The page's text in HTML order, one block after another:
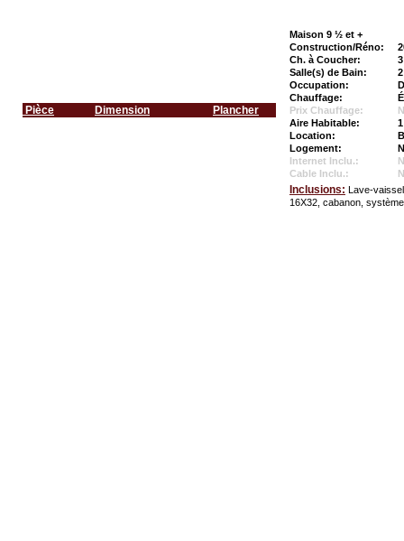
Pièce Dimension Plancher
Maison 9 ½ et +
Construction/Réno:
Ch. à Coucher:
3
Salle(s) de Bain:
2
Occupation:
Chauffage:
Prix Chauffage:
Aire Habitable:
Location:
Logement:
Internet Inclu.:
Cable Inclu.:
Inclusions: Lave-
16X32, cabanon,